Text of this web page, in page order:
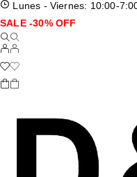
Lunes - Viernes: 10:00-
SALE -30% OFF